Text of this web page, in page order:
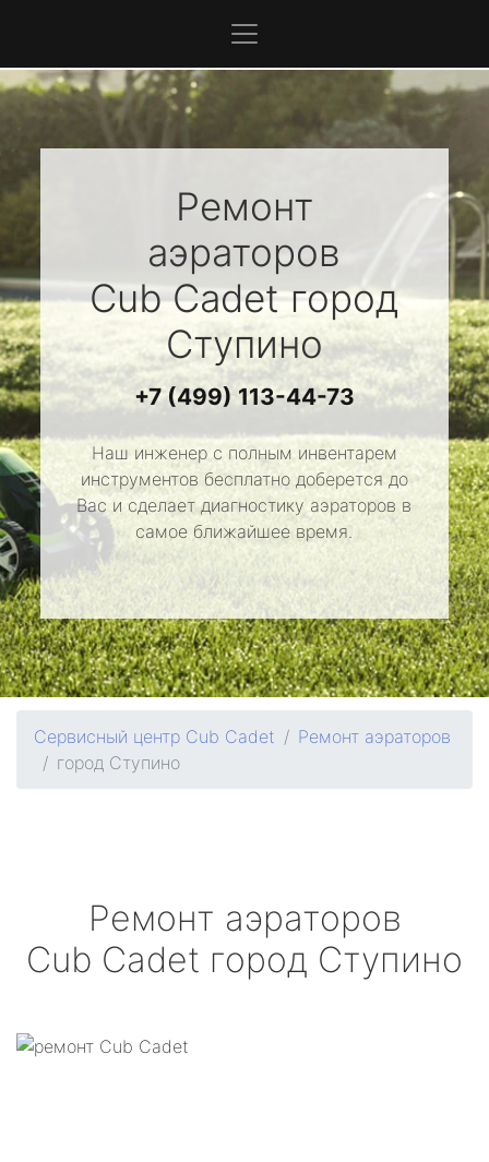
Ремонт
аэраторов
Cub Cadetгород
Ступино
+7 (499) 113-44-73
Наш инженер с полным инвентарем
инструментов бесплатно доберется до
Вас и сделает диагностику аэраторов в
самое ближайшее время.
Сервисный центр Cub Cadet
Ремонт аэраторов
город Ступино
Ремонт аэраторов
Cub Cadet город Ступино